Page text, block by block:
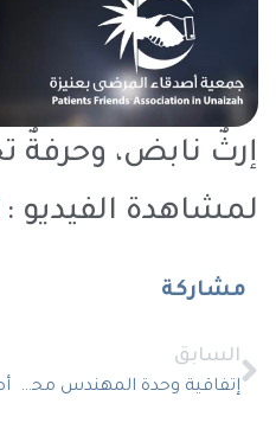
إرثٌ نابض، وحرفةٌ
لمشاهدة الفيديو :
مشاركة
السابق
إتفاقية وحدة المهندس محمد العوهلي لتفتيت الحصى بين أصدقاء المرضى والتجمع الصحي